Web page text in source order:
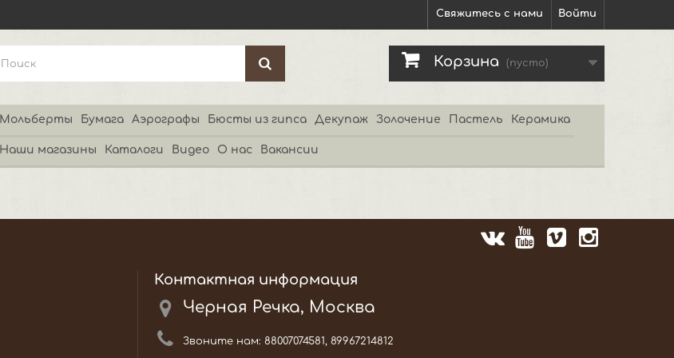
Войти
Свяжитесь с нами
Корзина (пусто)
Мольберты Бумага Аэрографы Бюсты из гипса Декупаж Золочение Пастель Керамика
Наши магазины Каталоги Видео О нас Вакансии
Контактная информация
Черная Речка, Москва
Звоните нам: 88007074581, 89967214812